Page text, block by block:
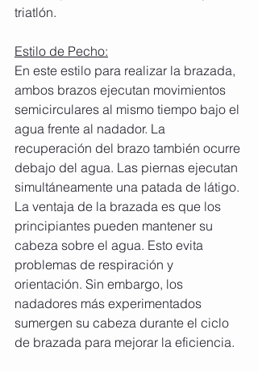
triatlón.
Estilo de Pecho:
En este estilo para realizar la brazada,
ambos brazos ejecutan movimientos
semicirculares al mismo tiempo bajo el
agua frente al nadador. La
recuperación del brazo también ocurre
debajo del agua. Las piernas ejecutan
simultáneamente una patada de látigo.
La ventaja de la brazada es que los
principiantes pueden mantener su
cabeza sobre el agua. Esto evita
problemas de respiración y
orientación. Sin embargo, los
nadadores más experimentados
sumergen su cabeza durante el ciclo
de brazada para mejorar la eficiencia.